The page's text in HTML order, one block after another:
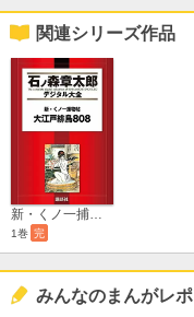
関連シリーズ作品
新・くノ一捕物帖 大江戸緋鳥808
1巻 完
みんなのまんがレポ